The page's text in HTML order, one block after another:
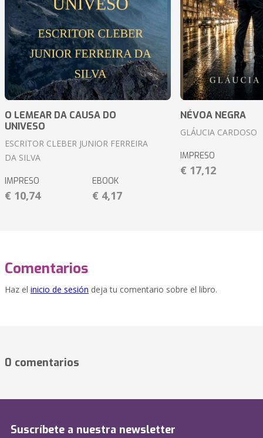
O LEMEAR DA CAUSA DO
UNIVESO
ESCRITOR CLEBER JUNIOR FERREIRA
DA SILVA
IMPRESO
€ 10,74
EBOOK
€ 4,17
NÉVOA NEGRA
GLÁUCIA CARDOSO
IMPRESO
€ 17,12
Comentarios
Haz el inicio de sesión deja tu comentario sobre el libro.
0 comentarios
Suscríbete a nuestra newsletter